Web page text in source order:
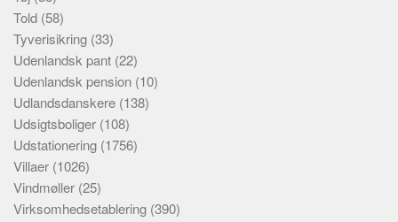
Told (58)
Tyverisikring (33)
Udenlandsk pant (22)
Udenlandsk pension (10)
Udlandsdanskere (138)
Udsigtsboliger (108)
Udstationering (1756)
Villaer (1026)
Vindmøller (25)
Virksomhedsetablering (390)